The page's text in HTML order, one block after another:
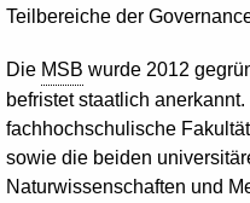
Teilbereiche der
Die MSB wurde 2012
befristet staatlich
fachhochschulische
sowie die beiden
Naturwissenschaften und